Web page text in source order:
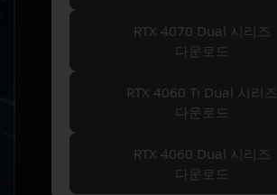
RTX 4070 Dual 시리즈
다운로드
RTX 4060 Ti Dual 시리즈
다운로드
RTX 4060 Dual 시리즈
다운로드